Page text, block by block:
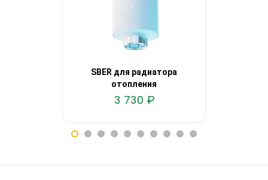
SBER для радиатора
отопления
3 730 ₽